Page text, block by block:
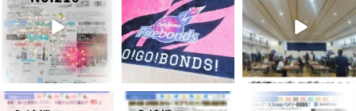
7月 3 6月 3 5月 13